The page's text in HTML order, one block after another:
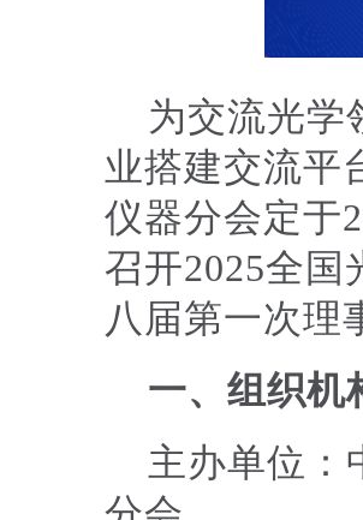
为交流光学
业搭建交流平
仪器分会定于
召开2025全
八届第一次理
一、组织机
主办单位：